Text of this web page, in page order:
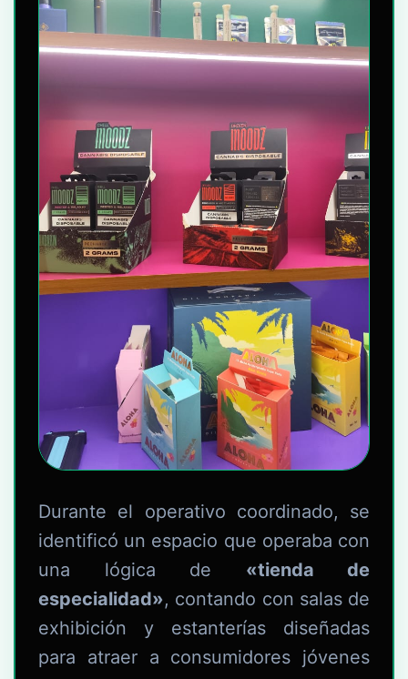
Durante el operativo coordinado, se
identificó un espacio que operaba con
una lógica de «tienda de
especialidad», contando con salas de
exhibición y estanterías diseñadas
para atraer a consumidores jóvenes